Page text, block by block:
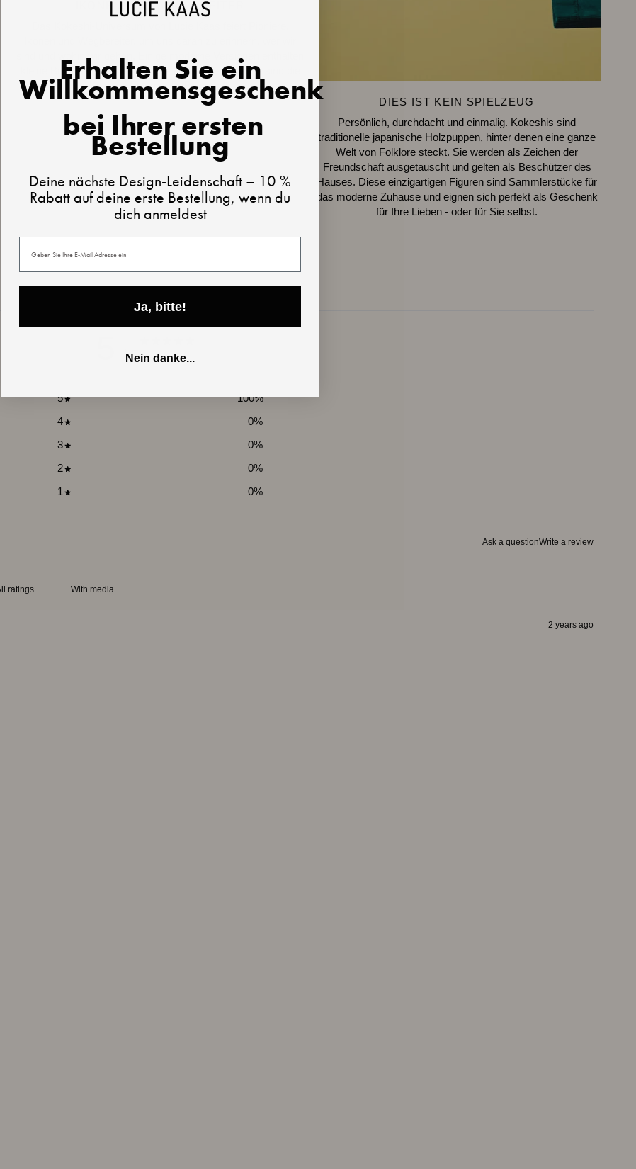
IKONEN UND WEGBEREITER
sind und wohin wir gehen. Einige moderne Versionen enthalten
kleine Botschaften, aber in Lucie Kaas' Interpretation sind die
Kokeshi-Figuren die Botschaft.
DIES IST KEIN SPIELZEUG
Persönlich, durchdacht und einmalig. Kokeshis sind
traditionelle japanische Holzpuppen, hinter denen eine ganze
Welt von Folklore steckt. Sie werden als Zeichen der
Freundschaft ausgetauscht und gelten als Beschützer des
Hauses. Diese einzigartigen Figuren sind Sammlerstücke für
das moderne Zuhause und eignen sich perfekt als Geschenk
für Ihre Lieben - oder für Sie selbst.
/ 51 review
5 100%
4 0%
3 0%
2 0%
1 0%
Ask a questionWrite a review
With media
2 years ago
Erhalten Sie ein
Willkommensgeschenk
bei Ihrer ersten
Bestellung
Deine nächste Design-Leidenschaft – 10 %
Rabatt auf deine erste Bestellung, wenn du
dich anmeldest
Ja, bitte!
Nein danke...